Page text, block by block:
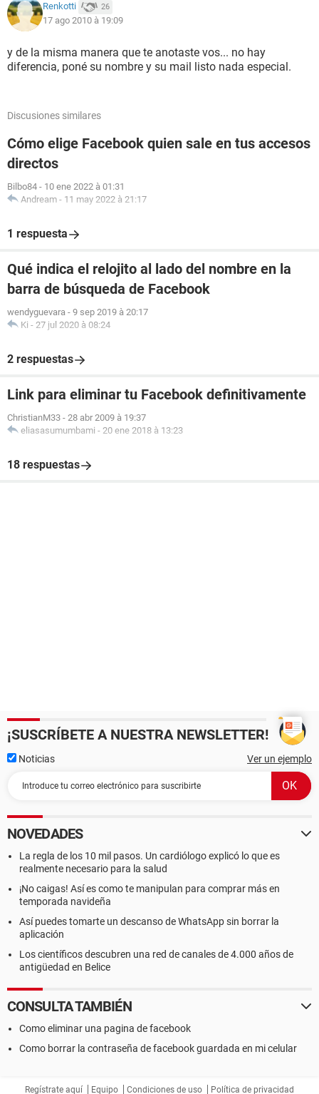
Renkotti 26
17 ago 2010 à 19:09
y de la misma manera que te anotaste vos... no hay
diferencia, poné su nombre y su mail listo nada especial.
Discusiones similares
Cómo elige Facebook quien sale en tus accesos
directos
Bilbo84 - 10 ene 2022 à 01:31
Andream - 11 may 2022 à 21:17
1 respuesta
Qué indica el relojito al lado del nombre en la
barra de búsqueda de Facebook
wendyguevara - 9 sep 2019 à 20:17
Ki - 27 jul 2020 à 08:24
2 respuestas
Link para eliminar tu Facebook definitivamente
ChristianM33 - 28 abr 2009 à 19:37
eliasasumumbami - 20 ene 2018 à 13:23
18 respuestas
¡SUSCRÍBETE A NUESTRA NEWSLETTER!
Noticias Ver un ejemplo
NOVEDADES
La regla de los 10 mil pasos. Un cardiólogo explicó lo que es
realmente necesario para la salud
¡No caigas! Así es como te manipulan para comprar más en
temporada navideña
Así puedes tomarte un descanso de WhatsApp sin borrar la
aplicación
Los científicos descubren una red de canales de 4.000 años de
antigüedad en Belice
CONSULTA TAMBIÉN
Como eliminar una pagina de facebook
Como borrar la contraseña de facebook guardada en mi celular
Regístrate aquí Equipo Condiciones de uso Política de privacidad